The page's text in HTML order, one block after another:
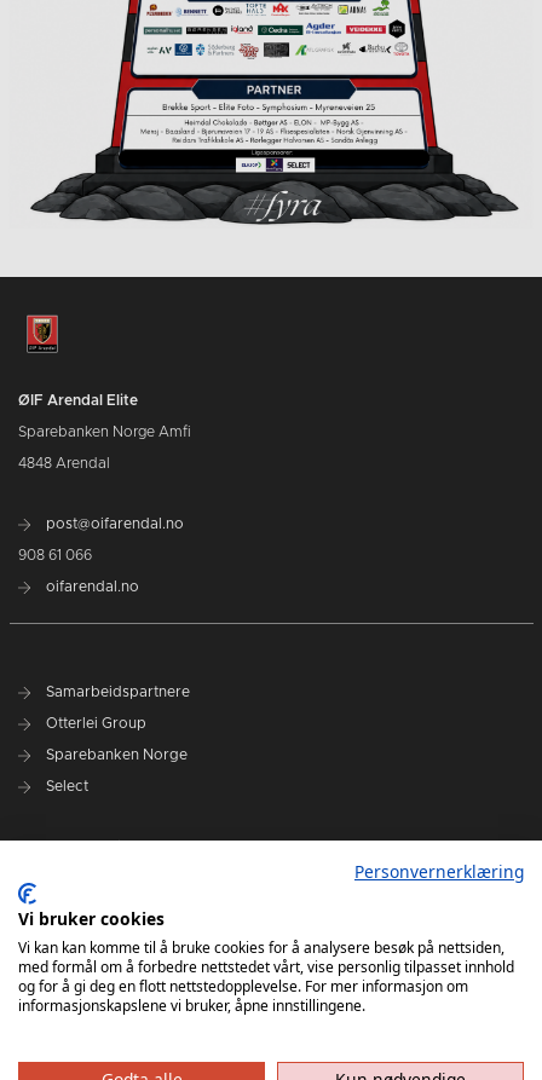
ØIF Arendal Elite
Sparebanken Norge Amfi
4848 Arendal
post@oifarendal.no
908 61 066
oifarendal.no
Samarbeidspartnere
Otterlei Group
Sparebanken Norge
Select
Spillerstall
Administrasjon
Styret
Personvernerklæring
Vi bruker cookies
Vi kan kan komme til å bruke cookies for å analysere besøk på nettsiden,
med formål om å forbedre nettstedet vårt, vise personlig tilpasset innhold
og for å gi deg en flott nettstedopplevelse. For mer informasjon om
informasjonskapslene vi bruker, åpne innstillingene.